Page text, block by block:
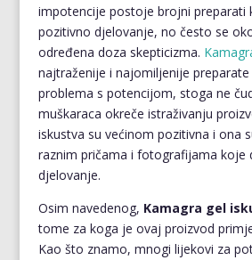
impotencije postoje brojni preparati
pozitivno djelovanje, no često se
određena doza skepticizma.
najtraženije i najomiljenije preparate
problema s potencijom, stoga ne
muškaraca okreče istraživanju
iskustva su većinom pozitivna i ona
raznim pričama i fotografijama koje
djelovanje.
Osim navedenog, Kamagra gel
tome za koga je ovaj proizvod
Kao što znamo, mnogi lijekovi za